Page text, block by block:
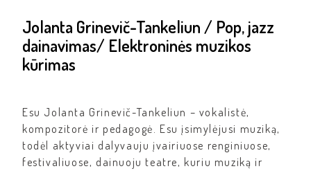
Jolanta Grinevič-Tankeliun / Pop, jazz
dainavimas/ Elektroninės muzikos
kūrimas
Esu Jolanta Grinevič-Tankeliun – vokalistė,
kompozitorė ir pedagogė. Esu įsimylėjusi muziką,
todėl aktyviai dalyvauju įvairiuose renginiuose,
festivaliuose, dainuoju teatre, kuriu muziką ir